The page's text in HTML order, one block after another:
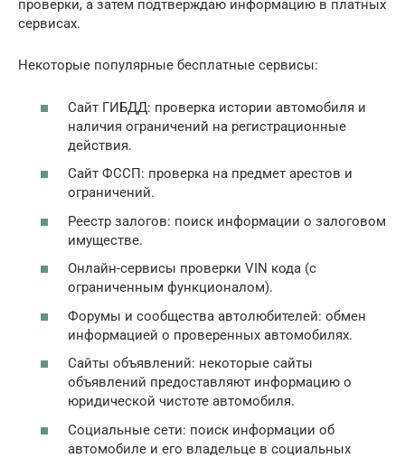
проверки, а затем подтверждаю информацию в платных
сервисах.
Некоторые популярные бесплатные сервисы:
Сайт ГИБДД: проверка истории автомобиля и
наличия ограничений на регистрационные
действия.
Сайт ФССП: проверка на предмет арестов и
ограничений.
Реестр залогов: поиск информации о залоговом
имуществе.
Онлайн-сервисы проверки VIN кода (с
ограниченным функционалом).
Форумы и сообщества автолюбителей: обмен
информацией о проверенных автомобилях.
Сайты объявлений: некоторые сайты
объявлений предоставляют информацию о
юридической чистоте автомобиля.
Социальные сети: поиск информации об
автомобиле и его владельце в социальных